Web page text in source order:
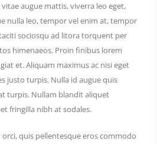
augue mattis, viverra leo eget,
nulla leo, tempor vel enim at, tempor
sociosqu ad litora torquent per
himenaeos. Proin finibus lorem
et. Aliquam maximus ac nisi eget
justo turpis. Nulla id augue quis
turpis. Nullam blandit aliquet
fringilla nibh at sodales.
quis pellentesque eros commodo